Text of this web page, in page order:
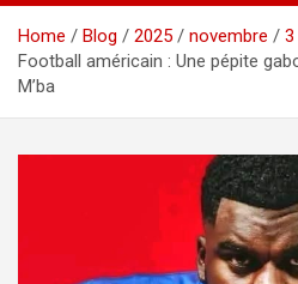
Home Blog 2025 novembre
3
Football américain : Une pépite
M’ba